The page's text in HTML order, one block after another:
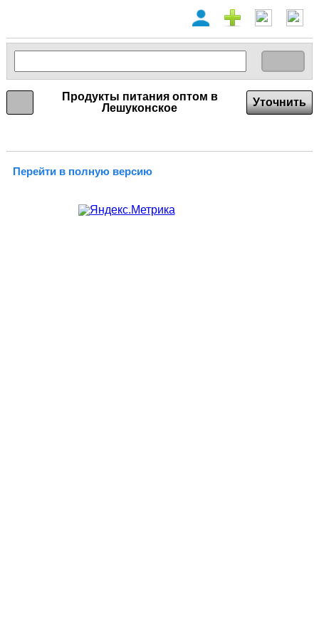
Продукты питания оптом в
Лешуконское
Уточнить
Перейти в полную версию